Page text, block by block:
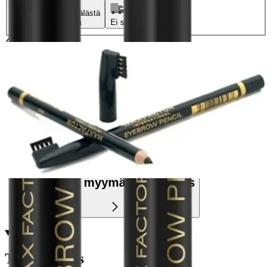
Nouto myymälästä
Ei saatavilla
Ei saatavilla
Ilmainen toimitus yli 100 €:n tilauksille
Postin pakettiautomaattiin tai
palvelupisteeseen!
Etu ei koske Suuri‑lisäpalvelulla toimitettavia tuotteita.
Tarkista myymäläsaatavuus
Tuotekuvaus